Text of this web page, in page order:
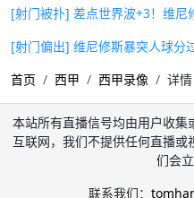
[射门被扑] 差点世界波+3！维尼
[射门偏出] 维尼修斯暴突人球分
首页
西甲 西甲录像 详情
本站所有直播信号均由用户收集
互联网，我们不提供任何直播
们会立
联系我们：